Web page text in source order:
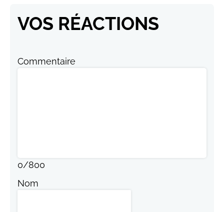
VOS RÉACTIONS
Commentaire
0/800
Nom